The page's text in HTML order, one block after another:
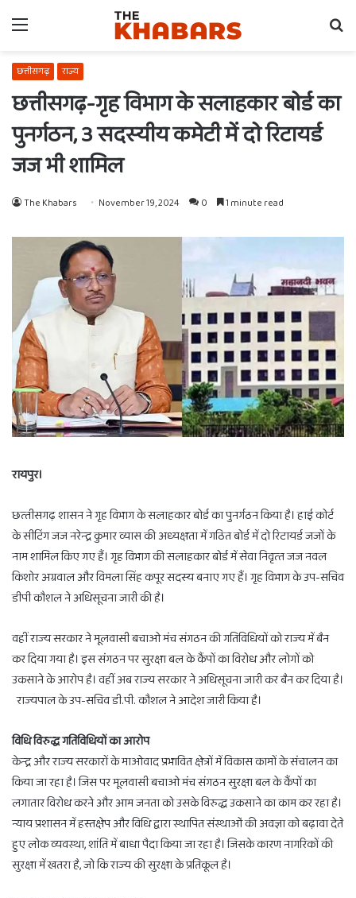
Menu
छत्तीसगढ़ राज्य
छत्तीसगढ़-गृह विभाग के सलाहकार बोर्ड का
पुनर्गठन, 3 सदस्‍यीय कमेटी में दो रिटायर्ड
जज भी शामिल
The Khabars November 19, 2024 0 1 minute read
रायपुर।
छत्‍तीसगढ़ शासन ने गृह विभाग के सलाहकार बोर्ड का पुनर्गठन किया है। हाई कोर्ट
के सीटिंग जज नरेन्द्र कुमार व्‍यास की अध्‍यक्षता में गठित बोर्ड में दो रिटायर्ड जजों के
नाम शामिल किए गए हैं। गृह विभाग की सलाहकार बोर्ड में सेवा निवृत्‍त जज नवल
किशोर अग्रवाल और विमला सिंह कपूर सदस्य बनाए गए हैं। गृह विभाग के उप-सचिव
डीपी कौशल ने अधिसूचना जारी की है।
वहीं राज्य सरकार ने मूलवासी बचाओ मंच संगठन की गतिविधियों को राज्य में बैन
कर दिया गया है। इस संगठन पर सुरक्षा बल के कैंपों का विरोध और लोगों को
उकसाने के आरोप है। वहीं अब राज्‍य सरकार ने अधिसूचना जारी कर बैन कर दिया है।
राज्यपाल के उप-सचिव डी.पी. कौशल ने आदेश जारी किया है।
विधि विरुद्ध गतिविधियों का आरोप
केन्द्र और राज्य सरकारों के माओवाद प्रभावित क्षेत्रों में विकास कामों के संचालन का
किया जा रहा है। जिस पर मूलवासी बचाओ मंच संगठन सुरक्षा बल के कैंपों का
लगातार विरोध करने और आम जनता को उसके विरुद्ध उकसाने का काम कर रहा है।
न्याय प्रशासन में हस्तक्षेप और विधि द्वारा स्थापित संस्थाओं की अवज्ञा को बढ़ावा देते
हुए लोक व्यवस्था, शांति में बाधा पैदा किया जा रहा है। जिसके कारण नागरिकों की
सुरक्षा में खतरा है, जो कि राज्य की सुरक्षा के प्रतिकूल है।